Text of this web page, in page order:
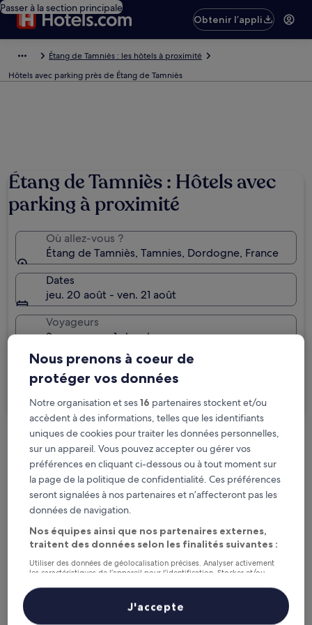
Passer à la section principale
Obtenir l’appli
Étang de Tamniès : les hôtels à proximité
Hôtels avec parking près de Étang de Tamniès
Étang de Tamniès : Hôtels avec
parking à proximité
Où allez-vous ?
Étang de Tamniès, Tamnies, Dordogne, France
Dates
jeu. 20 août - ven. 21 août
Voyageurs
2 personnes, 1 chambre
Je voyage pour affaires
Options d’annulation gratuite en cas de
changement de programme
Gagnez des récompenses pour chaque
nuit séjournée
Consultez les prix pour ces dates
Nous prenons à coeur de
protéger vos données
Notre organisation et ses16 partenaires stockent et/ou
accèdent à des informations, telles que les identifiants
uniques de cookies pour traiter les données personnelles,
sur un appareil. Vous pouvez accepter ou gérer vos
préférences en cliquant ci-dessous ou à tout moment sur
la page de la politique de confidentialité. Ces préférences
seront signalées à nos partenaires et n’affecteront pas les
données de navigation.
Nos équipes ainsi que nos partenaires externes,
traitent des données selon les finalités suivantes :
Utiliser des données de géolocalisation précises. Analyser activement
les caractéristiques de l’appareil pour l’identification. Stocker et/ou
personnalisés, mesure de performance des publicités et du contenu,
études d’audience et développement de services.
Liste de nos partenaires (fournisseurs)
J'accepte